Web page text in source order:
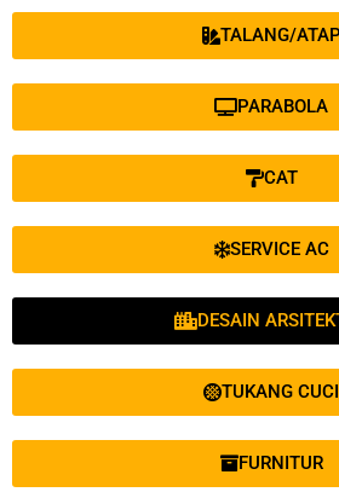
TALANG/ATAP
PARABOLA
CAT
SERVICE AC
DESAIN
TUKANG CUCI
FURNITUR